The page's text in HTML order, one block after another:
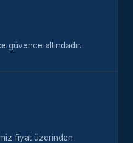
güvence altındadır.
fiyat üzerinden